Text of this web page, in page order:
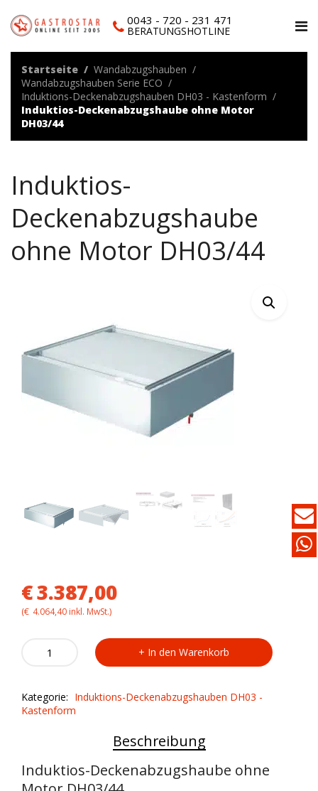
0043 - 720 - 231 471
BERATUNGSHOTLINE
Startseite
Wandabzugshauben
Wandabzugshauben Serie ECO
Induktions-Deckenabzugshauben DH03 - Kastenform
Induktios-Deckenabzugshaube ohne Motor
DH03/44
Induktios-
Deckenabzugshaube
ohne Motor DH03/44
€3.387,00
(€ 4.064,40 inkl. MwSt.)
Deckenabzugshaube
DH03/44
quantity
In den Warenkorb
Kategorie: Induktions-Deckenabzugshauben DH03 -
Kastenform
Beschreibung
Induktios-Deckenabzugshaube ohne